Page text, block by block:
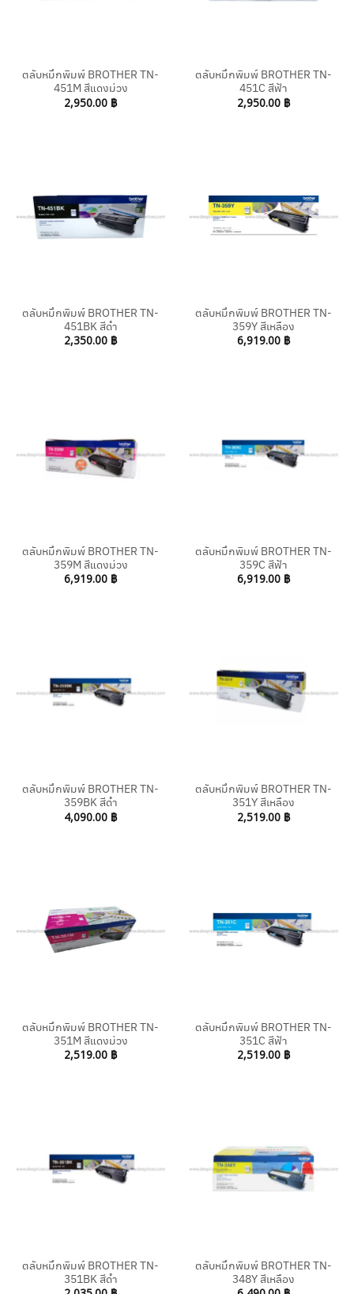
ตลับหมึกพิมพ์ BROTHER TN-
451M สีแดงม่วง
2,950.00 ฿
ตลับหมึกพิมพ์ BROTHER TN-
451C สีฟ้า
2,950.00 ฿
ตลับหมึกพิมพ์ BROTHER TN-
451BK สีดำ
2,350.00 ฿
ตลับหมึกพิมพ์ BROTHER TN-
359Y สีเหลือง
6,919.00 ฿
ตลับหมึกพิมพ์ BROTHER TN-
359M สีแดงม่วง
6,919.00 ฿
ตลับหมึกพิมพ์ BROTHER TN-
359C สีฟ้า
6,919.00 ฿
ตลับหมึกพิมพ์ BROTHER TN-
359BK สีดำ
4,090.00 ฿
ตลับหมึกพิมพ์ BROTHER TN-
351Y สีเหลือง
2,519.00 ฿
ตลับหมึกพิมพ์ BROTHER TN-
351M สีแดงม่วง
2,519.00 ฿
ตลับหมึกพิมพ์ BROTHER TN-
351C สีฟ้า
2,519.00 ฿
ตลับหมึกพิมพ์ BROTHER TN-
351BK สีดำ
ตลับหมึกพิมพ์ BROTHER TN-
348Y สีเหลือง